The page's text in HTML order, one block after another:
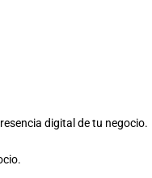
digital de tu negocio.